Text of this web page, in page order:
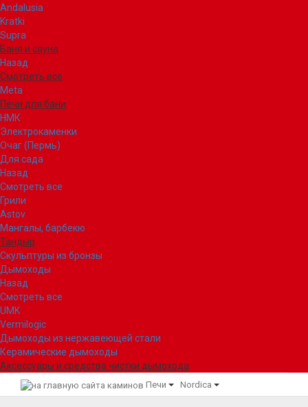
Andalusia
Kratki
Supra
Баня и сауна
Назад
Смотреть все
Meta
Печи для бани
НМК
Электрокаменки
Очаг (Пермь)
Для сада
Назад
Смотреть все
Грили
Astov
Мангалы, барбекю
Тандыр
Скульптуры из бронзы
Дымоходы
Назад
Смотреть все
UMK
Vermilogic
Дымоходы из нержавеющей стали
Керамические дымоходы
Аксессуары и средства чистки дымохода
Печи Nordica